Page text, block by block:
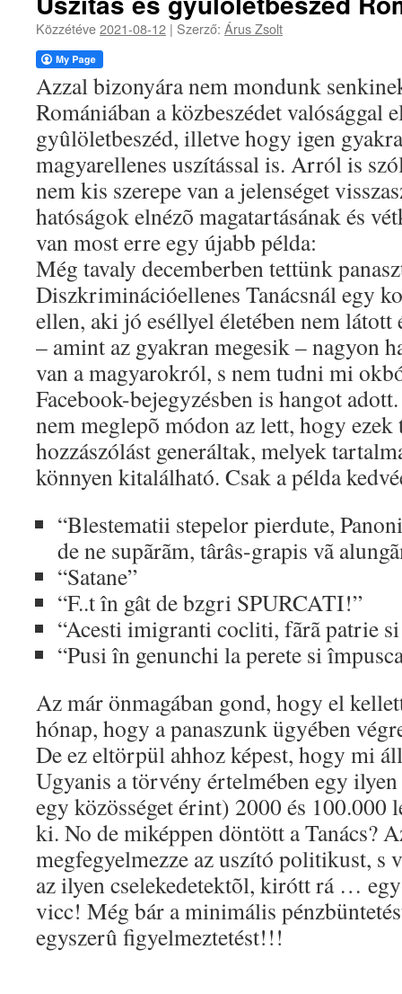
Közzétéve2021-08-12 | Szerző: Árus Zsolt
Azzal bizonyára nem mondunk
Romániában a közbeszédet valósággal
gyûlöletbeszéd, illetve hogy igen
magyarellenes uszítással is. Arról is
nem kis szerepe van a jelenséget
hatóságok elnézõ magatartásának és
van most erre egy újabb példa:
Még tavaly decemberben tettünk
Diszkriminációellenes Tanácsnál egy
ellen, aki jó eséllyel életében nem látott
– amint az gyakran megesik – nagyon
van a magyarokról, s nem tudni mi
Facebook-bejegyzésben is hangot
nem meglepõ módon az lett, hogy
hozzászólást generáltak, melyek
könnyen kitalálható. Csak a példa
“Blestematii stepelor pierdute,
de ne supãrãm, târâs-grapis vã
“Satane”
“F..t în gât de bzgri SPURCATI!”
“Acesti imigranti cocliti, fãrã patrie
“Pusi în genunchi la perete si
Az már önmagában gond, hogy el
hónap, hogy a panaszunk ügyében
De ez eltörpül ahhoz képest, hogy mi
Ugyanis a törvény értelmében egy
egy közösséget érint) 2000 és 100.000
ki. No de miképpen döntött a Tanács?
megfegyelmezze az uszító politikust, s
az ilyen cselekedetektõl, kirótt rá …
vicc! Még bár a minimális
egyszerû figyelmeztetést!!!